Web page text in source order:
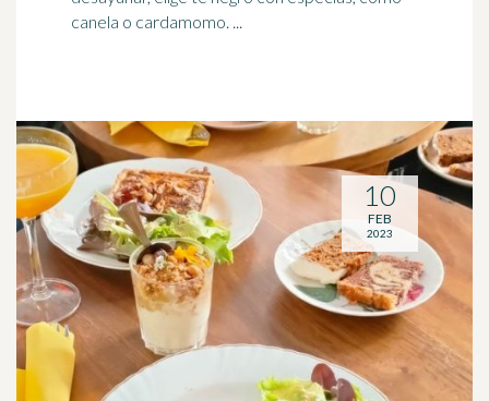
canela o cardamomo. ...
10
FEB
2023